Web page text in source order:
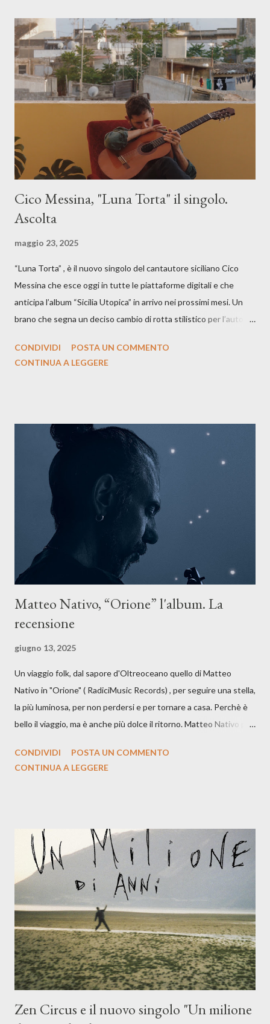
Cico Messina, "Luna Torta" il singolo.
Ascolta
maggio 23, 2025
“Luna Torta” , è il nuovo singolo del cantautore siciliano Cico
Messina che esce oggi in tutte le piattaforme digitali e che
anticipa l’album “Sicilia Utopica” in arrivo nei prossimi mesi. Un
brano che segna un deciso cambio di rotta stilistico per l’autore
testo ibrido tra italiano e siciliano, e un’urgenza espressiva che
La canzone racconta la difficoltà di creare, e perfino di esistere,
sotto il peso della realtà. Ma lo fa cercando una via d’uscita, una
forma di assoluzione, nel vivere e nel suonare, nel trovare respiro
anche quando l’aria sembra farsi più densa. Il brano è anche una
dichiarazione d’intenti: Cico Messina apre il suo nuovo percorso
artistico con una composizi...
CONDIVIDI
POSTA UN COMMENTO
CONTINUA A LEGGERE
Matteo Nativo, “Orione” l'album. La
recensione
giugno 13, 2025
Un viaggio folk, dal sapore d'Oltreoceano quello di Matteo
Nativo in "Orione" ( RadiciMusic Records) , per seguire una stella,
la più luminosa, per non perdersi e per tornare a casa. Perchè è
bello il viaggio, ma è anche più dolce il ritorno. Matteo Nativo per
indubbiamente matura e consapevole oltre che con ottimi
Dicevamo. Ed è da qui che il nostro inizia questo concept
musicale, con " Che ora è" , raccontando la separazione dalla
moglie, del senso di sconfitta e del caldo afoso che opprime,
giusta condizione di sopraffazione: "Non so che ora è, che giorno
è, di questa estate che...". E' raro fare uscire come singolo una
cover, ma...
CONDIVIDI
POSTA UN COMMENTO
CONTINUA A LEGGERE
Zen Circus e il nuovo singolo "Un milione